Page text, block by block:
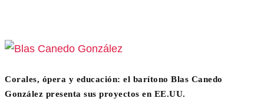
Corales, ópera y educación: el barítono Blas Canedo
González presenta sus proyectos en EE.UU.